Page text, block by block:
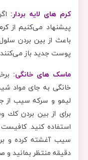
کرم ‌های لایه‌ بردار:
پیشنهاد می‌کنیم از
باعث از بین بردن
پوست جدید باز
ماسک‌ های خانگی:
خانگی به جای مواد
لیمو و سركه سیب از
برای از بین بردن
استفاده کنید.
دقیقه منتظر بمانید و